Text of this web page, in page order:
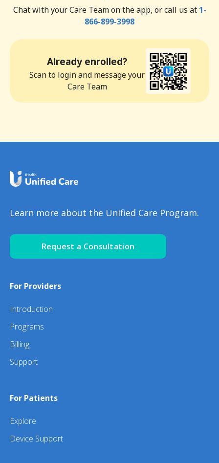
Chat with your Care Team on the app, or call us at 1-
866-899-3998
Already enrolled?
Scan to login and message your
Care Team
Learn more about the Unified Care Program.
Request a Consultation
For Providers
Introduction
Programs
Billing
Support
For Patients
Explore
Device Support